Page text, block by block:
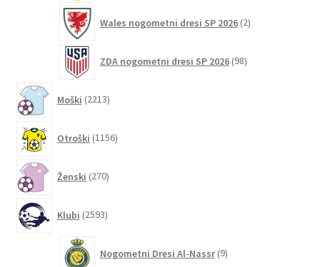
Wales nogometni dresi SP 2026 2izdelka
ZDA nogometni dresi SP 2026 98izdelkov
Moški 2213izdelkov
Otroški 1156izdelkov
Ženski 270izdelkov
Klubi 2593izdelkov
Nogometni Dresi Al-Nassr 9izdelkov